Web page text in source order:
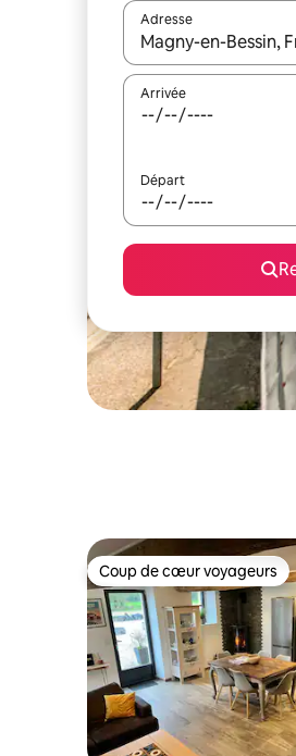
Adresse
Lorsque les résultats
Arrivée
Départ
Coup de cœur voyageurs
Coup de cœur voyageurs